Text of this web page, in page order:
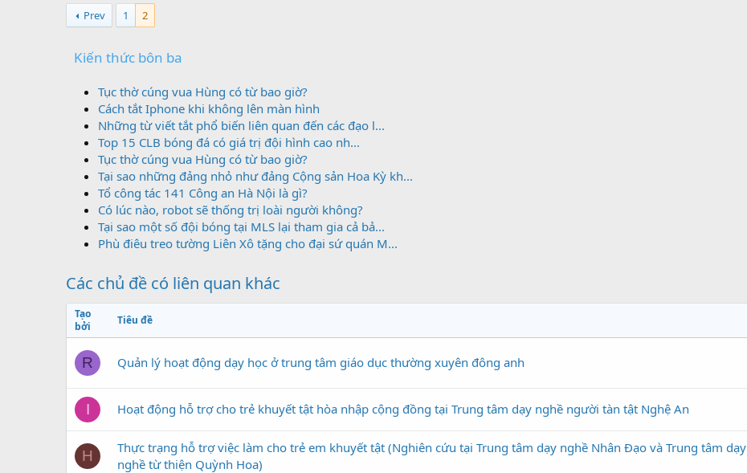
Prev 1 2
Kiến thức bôn ba
Tục thờ cúng vua Hùng có từ bao giờ?
Cách tắt Iphone khi không lên màn hình
Những từ viết tắt phổ biến liên quan đến các đạo l...
Top 15 CLB bóng đá có giá trị đội hình cao nh...
Tục thờ cúng vua Hùng có từ bao giờ?
Tại sao những đảng nhỏ như đảng Cộng sản Hoa Kỳ kh...
Tổ công tác 141 Công an Hà Nội là gì?
Có lúc nào, robot sẽ thống trị loài người không?
Tại sao một số đội bóng tại MLS lại tham gia cả bả...
Phù điêu treo tường Liên Xô tặng cho đại sứ quán M...
Các chủ đề có liên quan khác
Tạo
bởi
Tiêu đề
R Quản lý hoạt động dạy học ở trung tâm giáo dục thường xuyên đông anh
I Hoạt động hỗ trợ cho trẻ khuyết tật hòa nhập cộng đồng tại Trung tâm dạy nghề người tàn tật Nghệ An
H
Thực trạng hỗ trợ việc làm cho trẻ em khuyết tật (Nghiên cứu tại Trung tâm dạy nghề Nhân Đạo và Trung tâm dạy
nghề từ thiện Quỳnh Hoa)